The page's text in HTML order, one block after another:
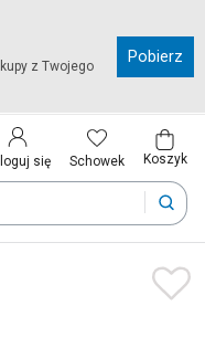
z Twojego
Pobierz
się Schowek Koszyk
wybranego kraju.